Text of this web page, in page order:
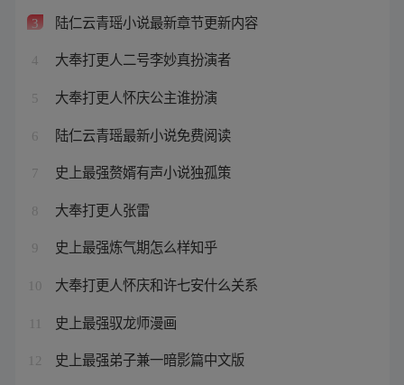
3 陆仁云青瑶小说最新章节更新内容
4 大奉打更人二号李妙真扮演者
5 大奉打更人怀庆公主谁扮演
6 陆仁云青瑶最新小说免费阅读
7 史上最强赘婿有声小说独孤策
8 大奉打更人张雷
9 史上最强炼气期怎么样知乎
10 大奉打更人怀庆和许七安什么关系
史上最强驭龙师漫画
12 史上最强弟子兼一暗影篇中文版